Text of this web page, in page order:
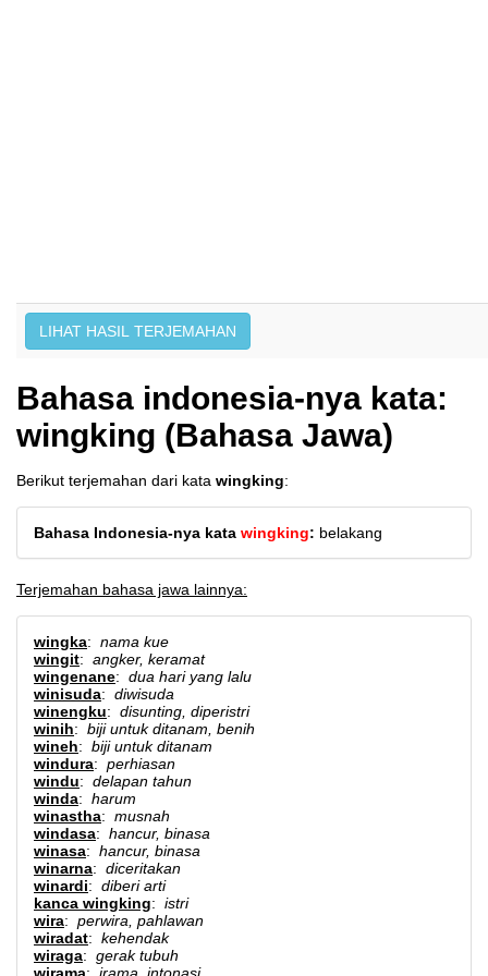
Bahasa indonesia-nya kata:
wingking (Bahasa Jawa)
Berikut terjemahan dari kata wingking:
Bahasa Indonesia-nya kata wingking: belakang
Terjemahan bahasa jawa lainnya:
wingka: nama kue
wingit: angker, keramat
wingenane: dua hari yang lalu
winisuda: diwisuda
winengku: disunting, diperistri
winih: biji untuk ditanam, benih
wineh: biji untuk ditanam
windura: perhiasan
windu: delapan tahun
winda: harum
winastha: musnah
windasa: hancur, binasa
winasa: hancur, binasa
winarna: diceritakan
winardi: diberi arti
kanca wingking: istri
wira: perwira, pahlawan
wiradat: kehendak
wiraga: gerak tubuh